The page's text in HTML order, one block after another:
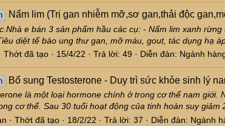
Nấm lim (Trị gan nhiễm mỡ,sơ gan,thải độc
e bán 3 sản phẩm hầu các cụ: - Nấm lim xanh
diệt tế bào ung thư gan, mỡ máu, gout, tác dụng hạ
Thớt đã tạo 15/4/22 Trả lời: 49 Diễn đàn: Ngành
Bổ sung Testosterone - Duy trì sức khỏe sinh lý
là một loại hormone chính ở trong cơ thể nam
cơ thể. Sau 30 tuổi hoạt động của tinh hoàn suy
Thớt đã tạo 18/2/22 Trả lời: 37 Diễn đàn: Ngành